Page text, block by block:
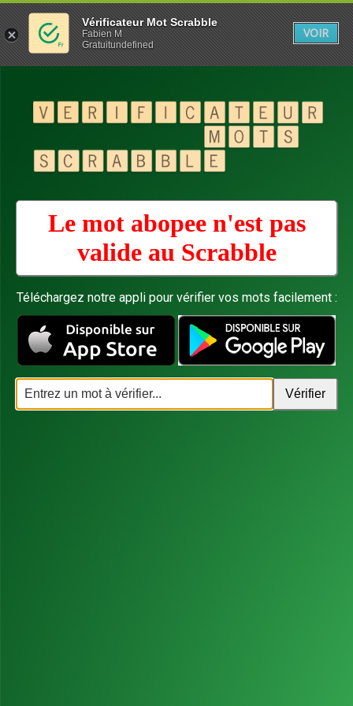
Le mot abopee n'est pas
valide au Scrabble
Téléchargez notre appli pour vérifier vos mots facilement :
Vérificateur Mot Scrabble
Fabien M
Gratuitundefined
VOIR